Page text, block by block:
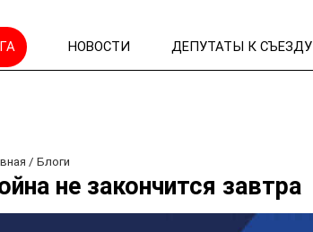
НОВОСТИ ДЕПУТАТЫ К СЪЕЗДУ
/Блоги
не закончится завтра